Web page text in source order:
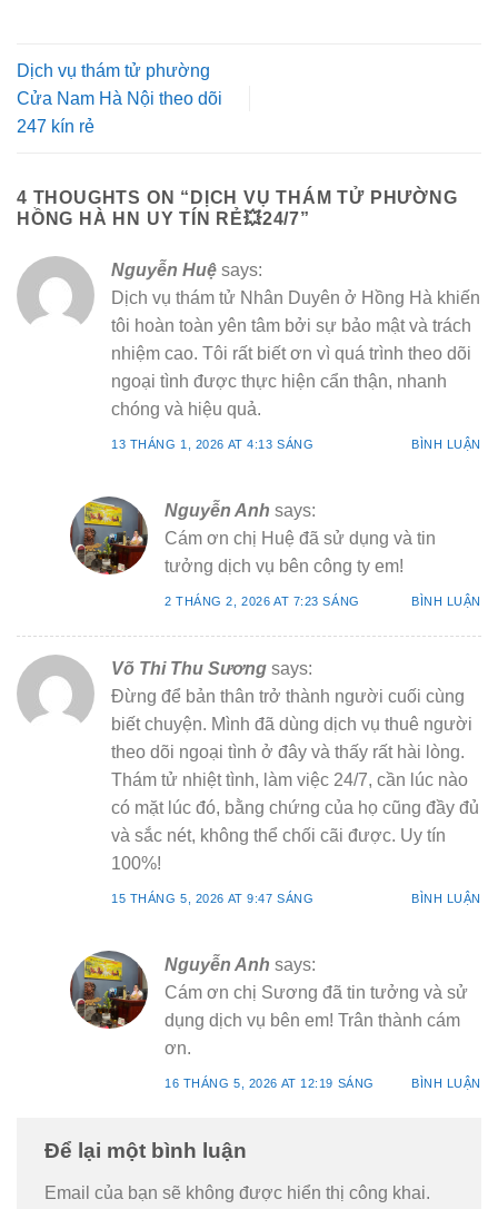
Dịch vụ thám tử phường
Cửa Nam Hà Nội theo dõi
247 kín rẻ
4 THOUGHTS ON “ DỊCH VỤ THÁM TỬ PHƯỜNG
HỒNG HÀ HN UY TÍN RẺ💥24/7”
Nguyễn Huệ says:
Dịch vụ thám tử Nhân Duyên ở Hồng Hà khiến
tôi hoàn toàn yên tâm bởi sự bảo mật và trách
nhiệm cao. Tôi rất biết ơn vì quá trình theo dõi
ngoại tình được thực hiện cẩn thận, nhanh
chóng và hiệu quả.
13 THÁNG 1, 2026 AT 4:13 SÁNG BÌNH LUẬN
Nguyễn Anh says:
Cám ơn chị Huệ đã sử dụng và tin
tưởng dịch vụ bên công ty em!
2 THÁNG 2, 2026 AT 7:23 SÁNG BÌNH LUẬN
Võ Thi Thu Sương says:
Đừng để bản thân trở thành người cuối cùng
biết chuyện. Mình đã dùng dịch vụ thuê người
theo dõi ngoại tình ở đây và thấy rất hài lòng.
Thám tử nhiệt tình, làm việc 24/7, cần lúc nào
có mặt lúc đó, bằng chứng của họ cũng đầy đủ
và sắc nét, không thể chối cãi được. Uy tín
100%!
15 THÁNG 5, 2026 AT 9:47 SÁNG BÌNH LUẬN
Nguyễn Anh says:
Cám ơn chị Sương đã tin tưởng và sử
dụng dịch vụ bên em! Trân thành cám
ơn.
16 THÁNG 5, 2026 AT 12:19 SÁNG BÌNH LUẬN
Để lại một bình luận
Email của bạn sẽ không được hiển thị công khai.